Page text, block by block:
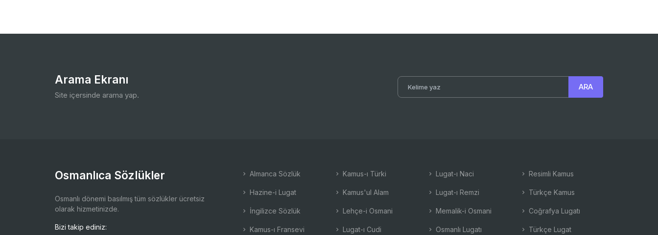
Arama Ekranı
Site içersinde arama yap.
Osmanlıca Sözlükler
Osmanlı dönemi basılmış tüm sözlükler ücretsiz
olarak hizmetinizde.
Bizi takip ediniz:
Almanca Sözlük
Hazine-i Lugat
İngilizce Sözlük
Kamus-ı Fransevi
Kamus-ı Türki
Kamus'ul Alam
Lehçe-i Osmani
Lugat-ı Cudi
Lugat-ı Naci
Lugat-ı Remzi
Memalik-i Osmani
Osmanlı Lugatı
Resimli Kamus
Türkçe Kamus
Coğrafya Lugatı
Türkçe Lugat